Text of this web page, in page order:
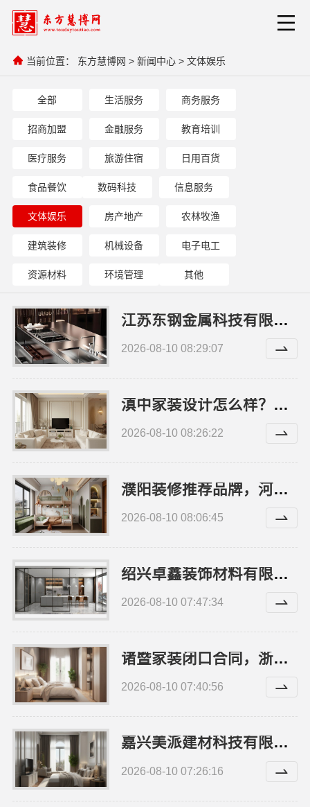
当前位置： 东方慧博网 > 新闻中心 > 文体娱乐
全部 生活服务 商务服务
招商加盟 金融服务 教育培训
医疗服务 旅游住宿 日用百货
食品餐饮 数码科技 信息服务
文体娱乐 房产地产 农林牧渔
建筑装修 机械设备 电子电工
资源材料 环境管理 其他
江苏东钢金属科技有限公司不锈钢浴室柜厂家怎么样
2026-08-10 08:29:07
滇中家装设计怎么样？云南至高新型建材有限公司
2026-08-10 08:26:22
濮阳装修推荐品牌，河南璟臻环保建材有限公司本地经验足
2026-08-10 08:06:45
绍兴卓鑫装饰材料有限公司城区个性化装修质量有保障
2026-08-10 07:47:34
诸暨家装闭口合同，浙江宜美嘉装饰工程有限公司保障权益
2026-08-10 07:40:56
嘉兴美派建材科技有限公司：本地家装施工全包，透明报价
2026-08-10 07:26:16